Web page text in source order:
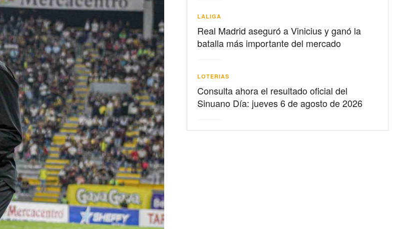
LALIGA
Real Madrid aseguró a Vinicius y ganó la
batalla más importante del mercado
LOTERIAS
Consulta ahora el resultado oficial del
Sinuano Día: jueves 6 de agosto de 2026